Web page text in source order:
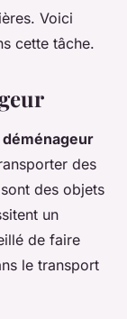
Voici
cette tâche.
déménageur
des
des objets
un
de faire
le transport